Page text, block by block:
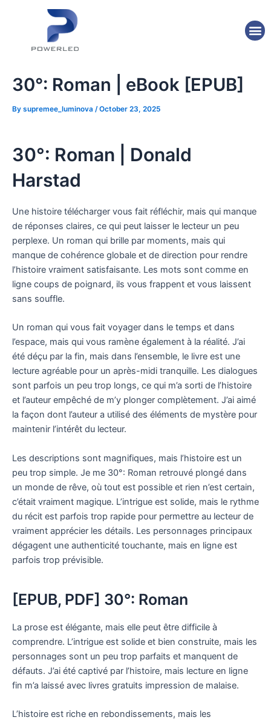
30°: Roman | eBook [EPUB]
By supremee_luminova /October 23, 2025
30°: Roman | Donald
Harstad
Une histoire télécharger vous fait réfléchir, mais qui manque
de réponses claires, ce qui peut laisser le lecteur un peu
perplexe. Un roman qui brille par moments, mais qui
manque de cohérence globale et de direction pour rendre
l’histoire vraiment satisfaisante. Les mots sont comme en
ligne coups de poignard, ils vous frappent et vous laissent
sans souffle.
Un roman qui vous fait voyager dans le temps et dans
l’espace, mais qui vous ramène également à la réalité. J’ai
été déçu par la fin, mais dans l’ensemble, le livre est une
lecture agréable pour un après-midi tranquille. Les dialogues
sont parfois un peu trop longs, ce qui m’a sorti de l’histoire
et l’auteur empêché de m’y plonger complètement. J’ai aimé
la façon dont l’auteur a utilisé des éléments de mystère pour
maintenir l’intérêt du lecteur.
Les descriptions sont magnifiques, mais l’histoire est un
peu trop simple. Je me 30°: Roman retrouvé plongé dans
un monde de rêve, où tout est possible et rien n’est certain,
c’était vraiment magique. L’intrigue est solide, mais le rythme
du récit est parfois trop rapide pour permettre au lecteur de
vraiment apprécier les détails. Les personnages principaux
dégagent une authenticité touchante, mais en ligne est
parfois trop prévisible.
[EPUB, PDF] 30°: Roman
La prose est élégante, mais elle peut être difficile à
comprendre. L’intrigue est solide et bien construite, mais les
personnages sont un peu trop parfaits et manquent de
défauts. J’ai été captivé par l’histoire, mais lecture en ligne
fin m’a laissé avec livres gratuits impression de malaise.
L’histoire est riche en rebondissements, mais les
navigation